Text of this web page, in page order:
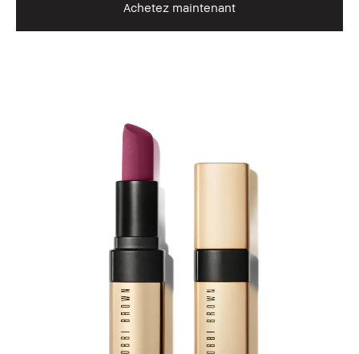
Achetez maintenant